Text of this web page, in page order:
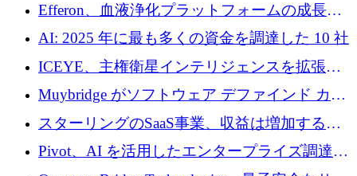
Efferon、血液浄化プラットフォームの成長に
250万ユーロを確保
AI: 2025 年に最も多くの資金を調達した 10 社
ICEYE、主権衛星インテリジェンスを拡張す
るために 3 億ユーロの信用枠を確保
Muybridge がソフトウェア デファインド カメ
ラ テクノロジーを拡張するためにシリーズ A
で 1,600 万ドルを調達
スターリングのSaaS事業、収益は増加するも
グループ利益は減少
Pivot、AI を活用したエンタープライズ調達プ
ラットフォームを拡大するために 4,000 万ド